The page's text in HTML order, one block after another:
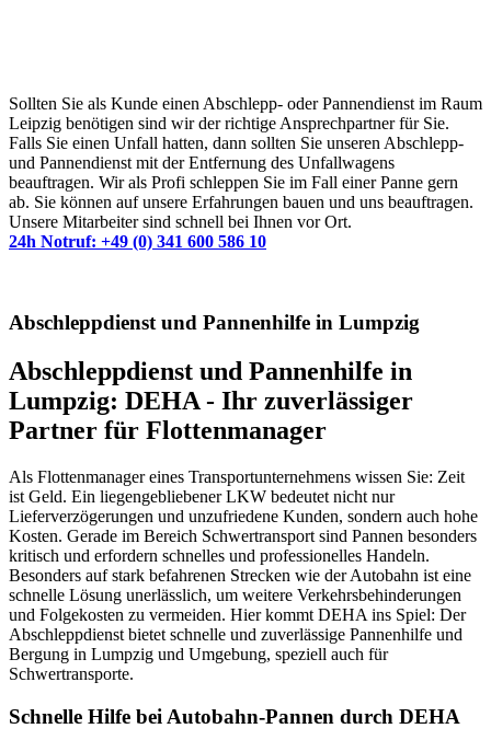
Sollten Sie als Kunde einen Abschlepp- oder Pannendienst im Raum
Leipzig benötigen sind wir der richtige Ansprechpartner für Sie.
Falls Sie einen Unfall hatten, dann sollten Sie unseren Abschlepp-
und Pannendienst mit der Entfernung des Unfallwagens
beauftragen. Wir als Profi schleppen Sie im Fall einer Panne gern
ab. Sie können auf unsere Erfahrungen bauen und uns beauftragen.
Unsere Mitarbeiter sind schnell bei Ihnen vor Ort.
24h Notruf: +49 (0) 341 600 586 10
Abschleppdienst und Pannenhilfe in Lumpzig
Abschleppdienst und Pannenhilfe in
Lumpzig: DEHA - Ihr zuverlässiger
Partner für Flottenmanager
Als Flottenmanager eines Transportunternehmens wissen Sie: Zeit
ist Geld. Ein liegengebliebener LKW bedeutet nicht nur
Lieferverzögerungen und unzufriedene Kunden, sondern auch hohe
Kosten. Gerade im Bereich Schwertransport sind Pannen besonders
kritisch und erfordern schnelles und professionelles Handeln.
Besonders auf stark befahrenen Strecken wie der Autobahn ist eine
schnelle Lösung unerlässlich, um weitere Verkehrsbehinderungen
und Folgekosten zu vermeiden. Hier kommt DEHA ins Spiel: Der
Abschleppdienst bietet schnelle und zuverlässige Pannenhilfe und
Bergung in Lumpzig und Umgebung, speziell auch für
Schwertransporte.
Schnelle Hilfe bei Autobahn-Pannen durch DEHA